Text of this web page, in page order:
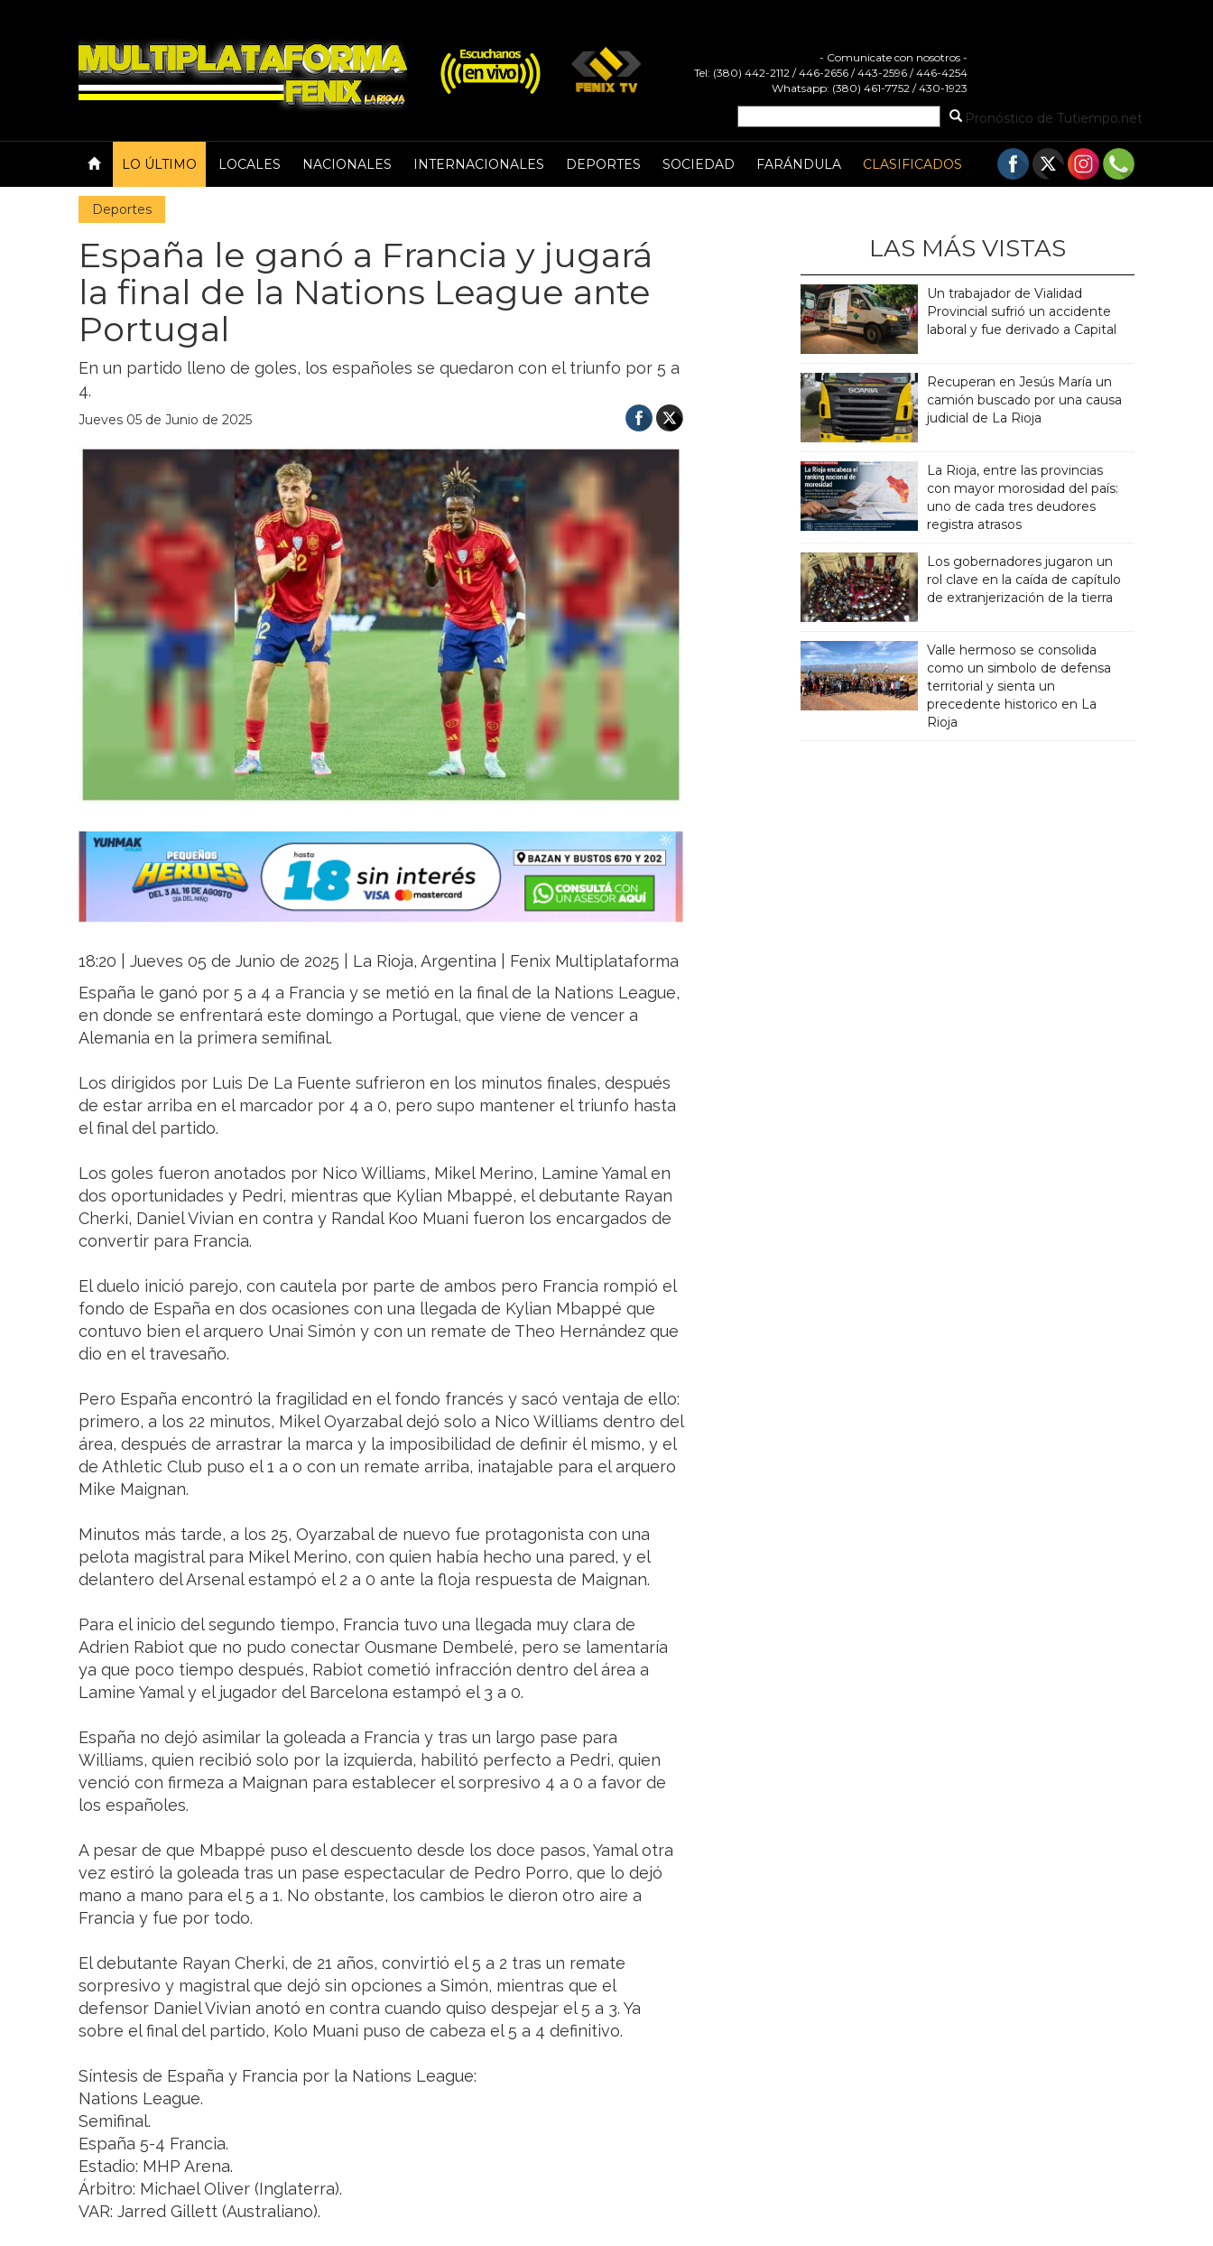
- Comunicate con nosotros -
Tel: (380) 442-2112 / 446-2656 / 443-2596 / 446-4254
Whatsapp: (380) 461-7752 / 430-1923
Pronóstico de Tutiempo.net
LO ÚLTIMO LOCALES NACIONALES INTERNACIONALES DEPORTES SOCIEDAD FARÁNDULA CLASIFICADOS
Deportes
España le ganó a Francia y jugará
la final de la Nations League ante
Portugal
En un partido lleno de goles, los españoles se quedaron con el triunfo por 5 a
4.
Jueves 05 de Junio de 2025
18:20 | Jueves 05 de Junio de 2025 | La Rioja, Argentina | Fenix Multiplataforma
España le ganó por 5 a 4 a Francia y se metió en la final de la Nations League,
en donde se enfrentará este domingo a Portugal, que viene de vencer a
Alemania en la primera semifinal.
Los dirigidos por Luis De La Fuente sufrieron en los minutos finales, después
de estar arriba en el marcador por 4 a 0, pero supo mantener el triunfo hasta
el final del partido.
Los goles fueron anotados por Nico Williams, Mikel Merino, Lamine Yamal en
dos oportunidades y Pedri, mientras que Kylian Mbappé, el debutante Rayan
Cherki, Daniel Vivian en contra y Randal Koo Muani fueron los encargados de
convertir para Francia.
El duelo inició parejo, con cautela por parte de ambos pero Francia rompió el
fondo de España en dos ocasiones con una llegada de Kylian Mbappé que
contuvo bien el arquero Unai Simón y con un remate de Theo Hernández que
dio en el travesaño.
Pero España encontró la fragilidad en el fondo francés y sacó ventaja de ello:
primero, a los 22 minutos, Mikel Oyarzabal dejó solo a Nico Williams dentro del
área, después de arrastrar la marca y la imposibilidad de definir él mismo, y el
de Athletic Club puso el 1 a o con un remate arriba, inatajable para el arquero
Mike Maignan.
Minutos más tarde, a los 25, Oyarzabal de nuevo fue protagonista con una
pelota magistral para Mikel Merino, con quien había hecho una pared, y el
delantero del Arsenal estampó el 2 a 0 ante la floja respuesta de Maignan.
Para el inicio del segundo tiempo, Francia tuvo una llegada muy clara de
Adrien Rabiot que no pudo conectar Ousmane Dembelé, pero se lamentaría
ya que poco tiempo después, Rabiot cometió infracción dentro del área a
Lamine Yamal y el jugador del Barcelona estampó el 3 a 0.
España no dejó asimilar la goleada a Francia y tras un largo pase para
Williams, quien recibió solo por la izquierda, habilitó perfecto a Pedri, quien
venció con firmeza a Maignan para establecer el sorpresivo 4 a 0 a favor de
los españoles.
A pesar de que Mbappé puso el descuento desde los doce pasos, Yamal otra
vez estiró la goleada tras un pase espectacular de Pedro Porro, que lo dejó
mano a mano para el 5 a 1. No obstante, los cambios le dieron otro aire a
Francia y fue por todo.
El debutante Rayan Cherki, de 21 años, convirtió el 5 a 2 tras un remate
sorpresivo y magistral que dejó sin opciones a Simón, mientras que el
defensor Daniel Vivian anotó en contra cuando quiso despejar el 5 a 3. Ya
sobre el final del partido, Kolo Muani puso de cabeza el 5 a 4 definitivo.
Síntesis de España y Francia por la Nations League:
Nations League.
Semifinal.
España 5-4 Francia.
Estadio: MHP Arena.
Árbitro: Michael Oliver (Inglaterra).
VAR: Jarred Gillett (Australiano).
LAS MÁS VISTAS
Un trabajador de Vialidad
Provincial sufrió un accidente
laboral y fue derivado a Capital
Recuperan en Jesús María un
camión buscado por una causa
judicial de La Rioja
La Rioja, entre las provincias
con mayor morosidad del país:
uno de cada tres deudores
registra atrasos
Los gobernadores jugaron un
rol clave en la caída de capítulo
de extranjerización de la tierra
Valle hermoso se consolida
como un simbolo de defensa
territorial y sienta un
precedente historico en La
Rioja